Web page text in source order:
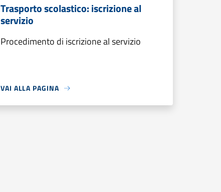
Trasporto scolastico: iscrizione al
servizio
Procedimento di iscrizione al servizio
VAI ALLA PAGINA